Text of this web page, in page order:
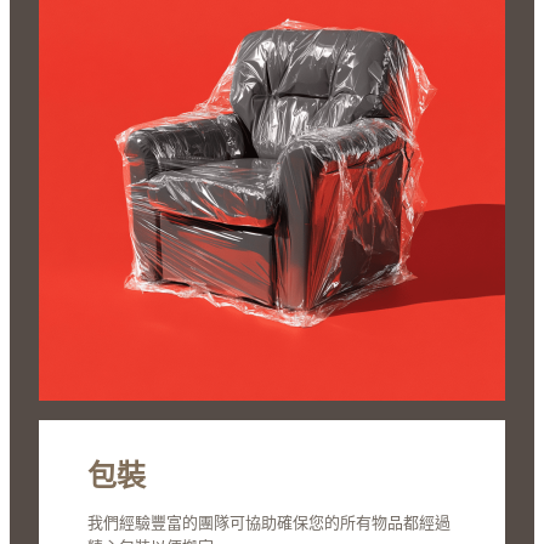
包裝
我們經驗豐富的團隊可協助確保您的所有物品都經過